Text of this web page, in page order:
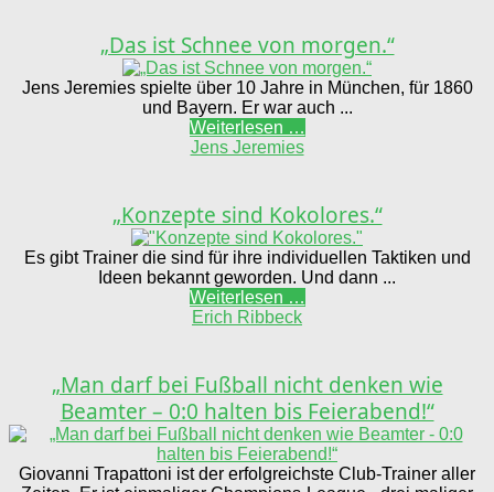
„Das ist Schnee von morgen.“
Jens Jeremies spielte über 10 Jahre in München, für 1860
und Bayern. Er war auch ...
Weiterlesen …
Jens Jeremies
„Konzepte sind Kokolores.“
Es gibt Trainer die sind für ihre individuellen Taktiken und
Ideen bekannt geworden. Und dann ...
Weiterlesen …
Erich Ribbeck
„Man darf bei Fußball nicht denken wie
Beamter – 0:0 halten bis Feierabend!“
Giovanni Trapattoni ist der erfolgreichste Club-Trainer aller